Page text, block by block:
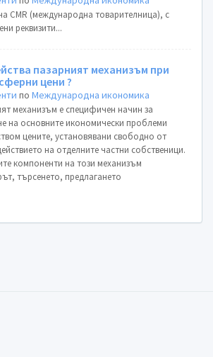
CMR (международна товарителница), с
реквизити...
пазарният механизъм при
цени ?
поМеждународна икономика
механизъм е специфичен начин за
на основните икономически проблеми
цените, установявани свободно от
на отделните частни собственици.
компоненти на този механизъм
търсенето, предлагането